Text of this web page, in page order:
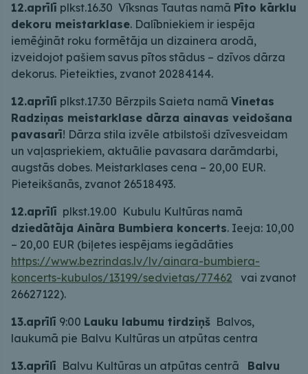
12.aprīlī plkst.16.30 Vīksnas Tautas namā Pīto kārklu
dekoru meistarklase. Dalībniekiem ir iespēja
iemēģināt roku formētāja un dizainera arodā,
izveidojot pašiem savus pītos stādus – dzīvos dārza
dekorus. Pieteikties, zvanot 20284144.
12.aprīlī plkst.17.30 Bērzpils Saieta namā Vinetas
Radziņas meistarklase dārza ainavas veidošana
pavasarī! Dārza stila izvēle atbilstoši dzīvesveidam
un vaļaspriekiem, aktuālie pavasara darāmdarbi,
augstās dobes. Meistarklases cena – 20,00 EUR.
Pieteikšanās, zvanot 26518493.
12.aprīlī plkst.19.00 Kubulu Kultūras namā
dziedātāja Aināra Bumbiera koncerts. Ieeja: 10,00
– 20,00 EUR (biļetes iespējams iegādāties
https://www.bezrindas.lv/lv/ainara-bumbiera-
koncerts-kubulos/13199/sedvietas/77462 vai zvanot
26627122).
13.aprīlī 9:00 Lauku labumu tirdziņš Balvos,
laukumā pie Balvu Kultūras un atpūtas centra
13.aprīlī Balvu Kultūras un atpūtas centrā Balvu